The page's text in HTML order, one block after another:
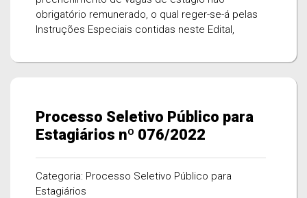
obrigatório remunerado, o qual reger-se-á pelas
Instruções Especiais contidas neste Edital,
Processo Seletivo Público para
Estagiários nº 076/2022
Categoria: Processo Seletivo Público para
Estagiários